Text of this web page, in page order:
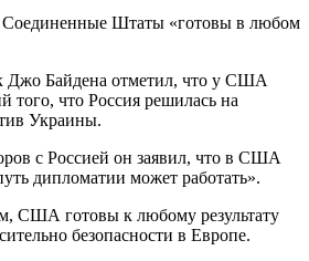
Соединенные Штаты «готовы в любом
Джо Байдена отметил, что у США
того, что Россия решилась на
Украины.
с Россией он заявил, что в США
дипломатии может работать».
США готовы к любому результату
безопасности в Европе.